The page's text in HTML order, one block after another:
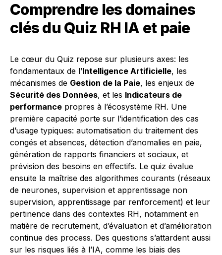
Comprendre les domaines
clés du Quiz RH IA et paie
Le cœur du Quiz repose sur plusieurs axes: les
fondamentaux de l’Intelligence Artificielle, les
mécanismes de Gestion de la Paie, les enjeux de
Sécurité des Données, et les Indicateurs de
performance propres à l’écosystème RH. Une
première capacité porte sur l’identification des cas
d’usage typiques: automatisation du traitement des
congés et absences, détection d’anomalies en paie,
génération de rapports financiers et sociaux, et
prévision des besoins en effectifs. Le quiz évalue
ensuite la maîtrise des algorithmes courants (réseaux
de neurones, supervision et apprentissage non
supervision, apprentissage par renforcement) et leur
pertinence dans des contextes RH, notamment en
matière de recrutement, d’évaluation et d’amélioration
continue des process. Des questions s’attardent aussi
sur les risques liés à l’IA, comme les biais des